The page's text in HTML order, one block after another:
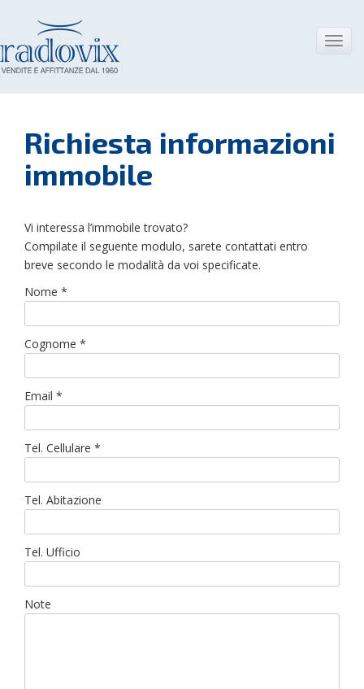
Richiesta informazioni
immobile
Vi interessa l’immobile trovato?
Compilate il seguente modulo, sarete contattati entro
breve secondo le modalità da voi specificate.
Nome *
Cognome *
Email *
Tel. Cellulare *
Tel. Abitazione
Tel. Ufficio
Note